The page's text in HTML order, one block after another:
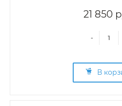
21 850
-
В